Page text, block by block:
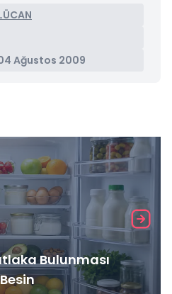
Ağustos 2009
Bulunması